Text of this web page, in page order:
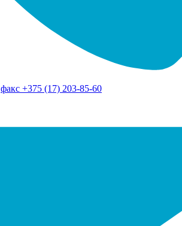
факс +375 (17) 203-85-60